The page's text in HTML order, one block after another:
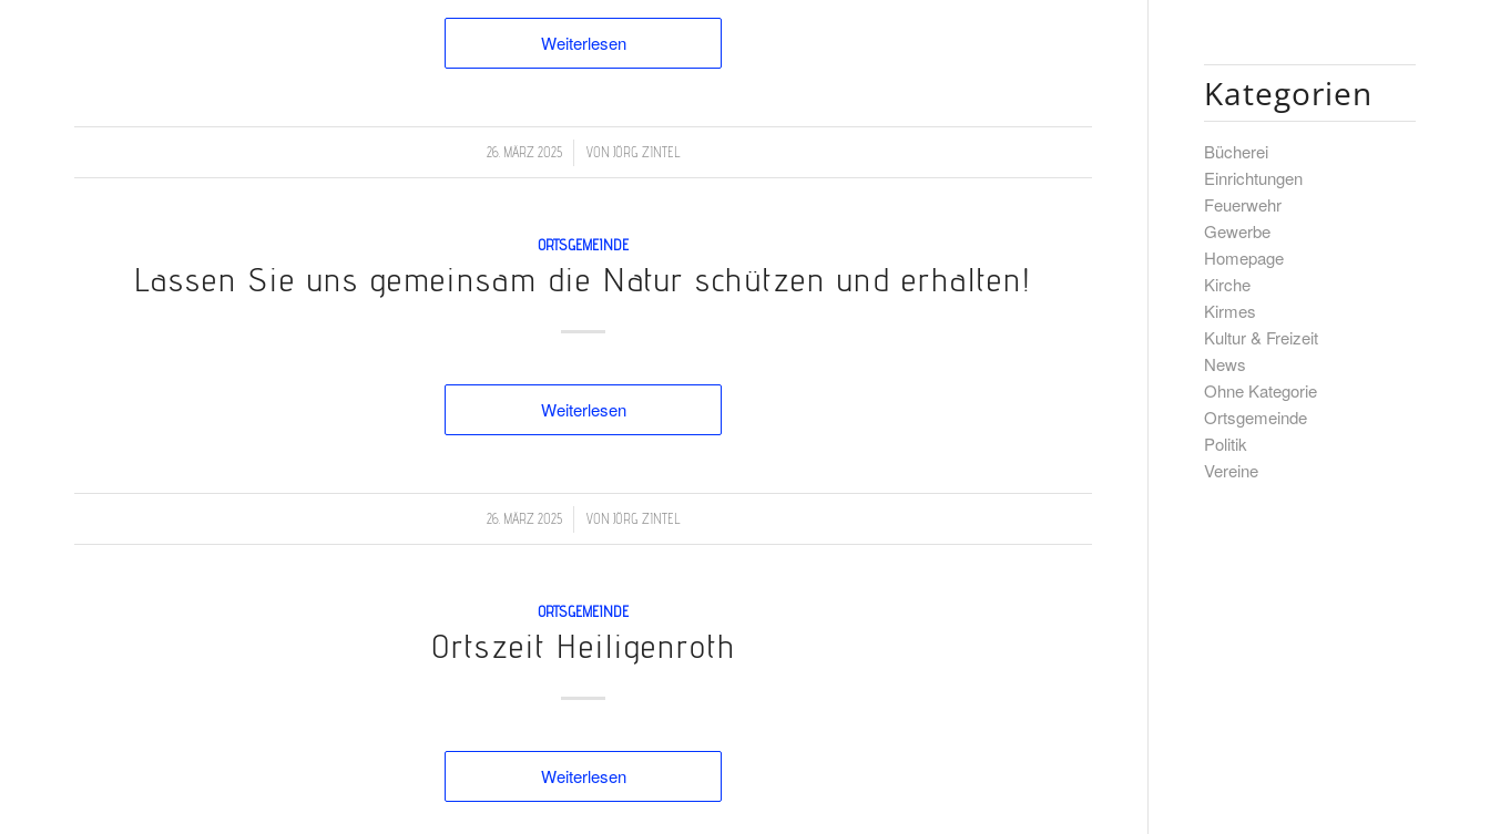
Weiterlesen
26. MÄRZ 2025
/ VON JÖRG ZINTEL
ORTSGEMEINDE
Lassen Sie uns gemeinsam die Natur schützen und erhalten!
Weiterlesen
26. MÄRZ 2025
/ VON JÖRG ZINTEL
ORTSGEMEINDE
Ortszeit Heiligenroth
Weiterlesen
Kategorien
Bücherei
Einrichtungen
Feuerwehr
Gewerbe
Homepage
Kirche
Kirmes
Kultur & Freizeit
News
Ohne Kategorie
Ortsgemeinde
Politik
Vereine